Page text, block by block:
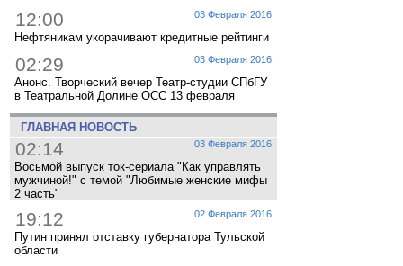
03 Февраля 2016
12:00
Нефтяникам укорачивают кредитные рейтинги
03 Февраля 2016
02:29
Анонс. Творческий вечер Театр-студии СПбГУ
в Театральной Долине ОСС 13 февраля
ГЛАВНАЯ НОВОСТЬ
03 Февраля 2016
02:14
Восьмой выпуск ток-сериала "Как управлять
мужчиной!" с темой "Любимые женские мифы
2 часть"
02 Февраля 2016
19:12
Путин принял отставку губернатора Тульской
области